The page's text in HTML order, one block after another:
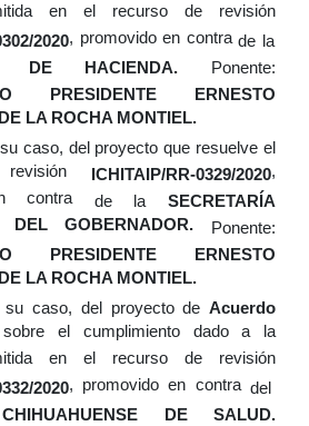
en el recurso de revisión
2020, promovido en contra de la
DE HACIENDA. Ponente:
PRESIDENTE ERNESTO
LA ROCHA MONTIEL.
caso, del proyecto que resuelve el
ICHITAIP/RR-0329/2020,
contra
de laSECRETARÍA
DEL GOBERNADOR.
Ponente:
PRESIDENTE ERNESTO
LA ROCHA MONTIEL.
su caso, del proyecto deAcuerdo
el cumplimiento dado a la
en el recurso de revisión
2020, promovido en contra del
CHIHUAHUENSE DE SALUD.